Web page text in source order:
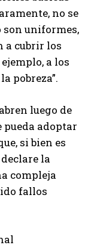
no se
son uniformes,
a cubrir los
a los
pobreza”.
luego de
pueda adoptar
si bien es
la
compleja
fallos